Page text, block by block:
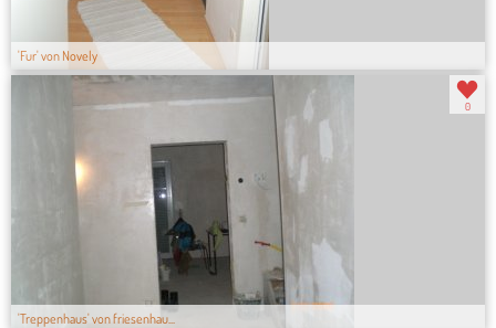
'Fur' von Novely
'Treppenhaus' von friesenhau...
0